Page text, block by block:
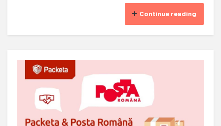
Continue reading